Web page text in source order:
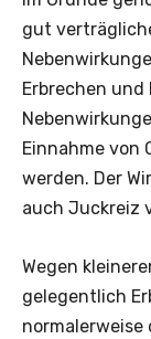
gut
Erbrechen und
Einnahme von
werden. Der
auch Juckreiz
Wegen
gelegentlich
normalerweise